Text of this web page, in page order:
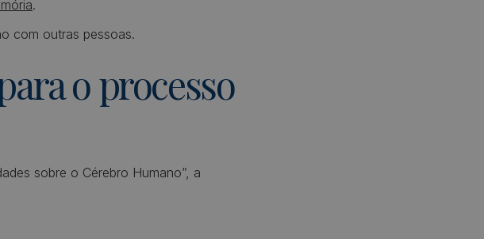
.
com outras pessoas.
o processo
sobre o Cérebro Humano”, a